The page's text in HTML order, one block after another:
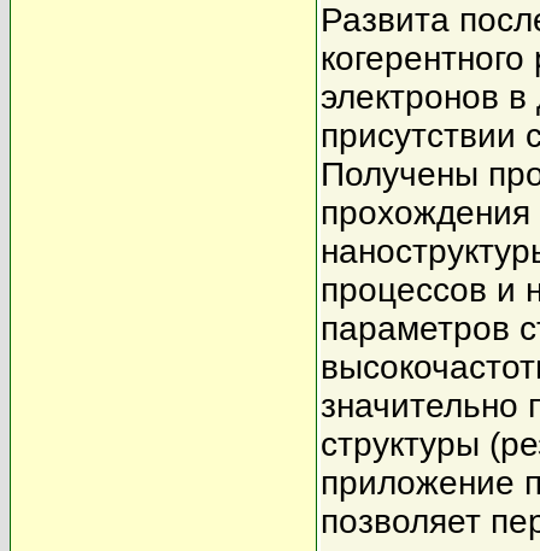
Развита
электронов
присутствии
Получены
прохождения
процессов и
параметров
значительно
структуры
приложение
позволяет